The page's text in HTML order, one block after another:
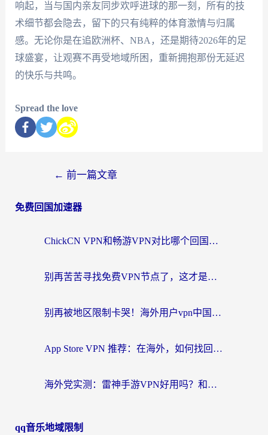
响起，当与国内亲友同步欢呼进球的那一刻，所有的技
术细节都会隐去，留下的只有纯粹的体育激情与归属
感。无论你是在追欧洲杯、NBA，还是期待2026年的足
球盛宴，让观赛不再受地域所困，重新拥抱那份无延迟
的快乐与共鸣。
Spread the love
← 前一篇文章
免费回国加速器
ChickCN VPN和畅游VPN对比哪个回国效果更好？海外党必看的回国加速器选择指南
别再苦苦寻找免费VPN节点了，这才是海外访问国内资源的正确姿势
别再被地区限制卡哭！海外用户vpn中国下载全攻略，无缝刷剧办公社交
App Store VPN 推荐：在海外，如何找回那扇回家的“任意门”？
海外党实测：雷神手游VPN好用吗？和闪电VPN对比哪个回国效果更好？附小众工具深度测评
qq音乐地域限制